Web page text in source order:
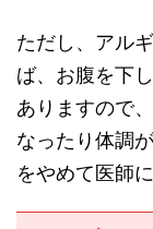
ただし、アル
ば、お腹を下
ありますので
なったり体調
をやめて医師